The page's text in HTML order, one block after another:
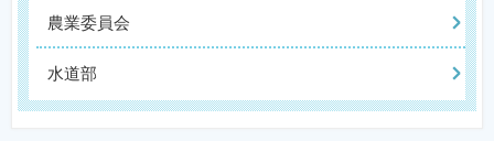
農業委員会
水道部